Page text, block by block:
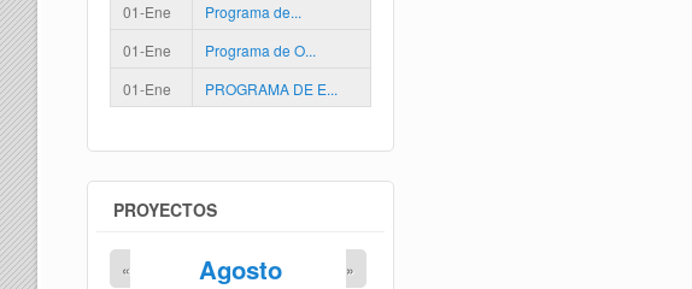
01-Ene
Programa de...
01-Ene
Programa de O...
01-Ene
PROGRAMA DE E...
PROYECTOS
Agosto
« »